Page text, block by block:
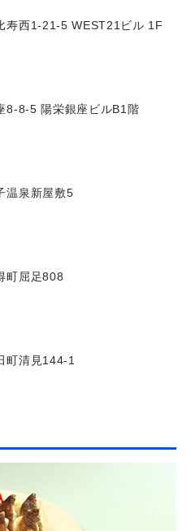
寿西1-21-5 WEST21ビル 1F
8-8-5 陽栄銀座ビルB1階
温泉新屋敷5
町屈足808
町清見144-1